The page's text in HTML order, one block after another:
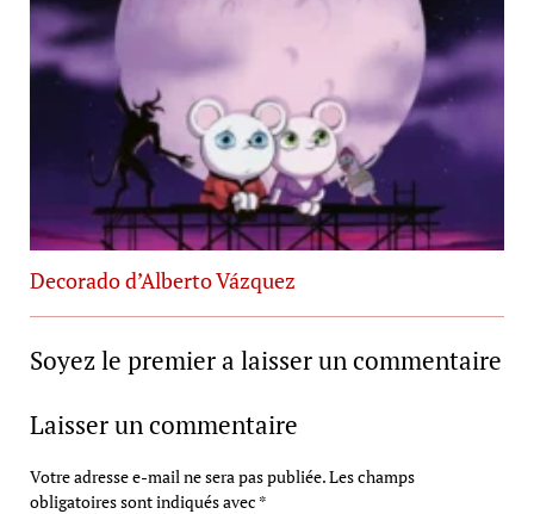
Decorado d’Alberto Vázquez
Soyez le premier a laisser un commentaire
Laisser un commentaire
Votre adresse e-mail ne sera pas publiée.Les champs
obligatoires sont indiqués avec *